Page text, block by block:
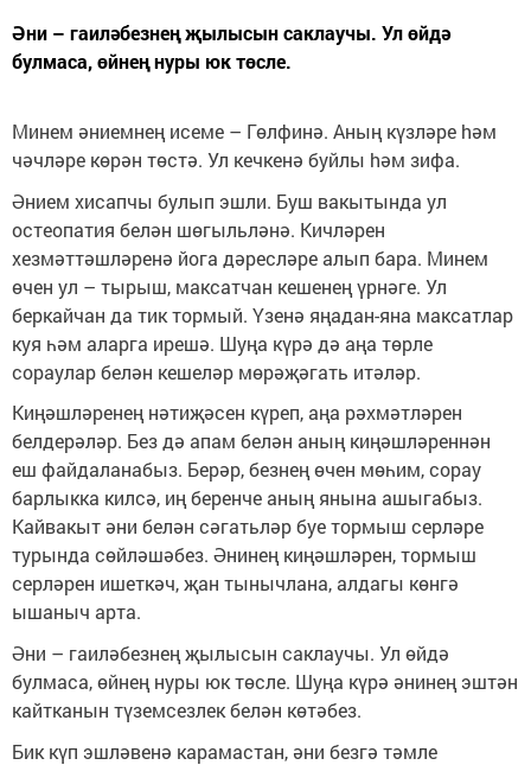
Әни – гаиләбезнең җылысын саклаучы. Ул өйдә
булмаса, өйнең нуры юк төсле.
Минем әниемнең исеме – Гөлфинә. Аның күзләре hәм
чәчләре көрән төстә. Ул кечкенә буйлы hәм зифа.
Әнием хисапчы булып эшли. Буш вакытында ул
остеопатия белән шөгыльләнә. Кичләрен
хезмәттәшләренә йога дәресләре алып бара. Минем
өчен ул – тырыш, максатчан кешенең үрнәге. Ул
беркайчан да тик тормый. Үзенә яңадан-яна максатлар
куя һәм аларга ирешә. Шуңа күрә дә аңа төрле
сораулар белән кешеләр мөрәҗәгать итәләр.
Киңәшләренең нәтиҗәсен күреп, аңа рәхмәтләрен
белдерәләр. Без дә апам белән аның киңәшләреннән
еш файдаланабыз. Берәр, безнең өчен мөһим, сорау
барлыкка килсә, иң беренче аның янына ашыгабыз.
Кайвакыт әни белән сәгатьләр буе тормыш серләре
турында сөйләшәбез. Әнинең киңәшләрен, тормыш
серләрен ишеткәч, җан тынычлана, алдагы көнгә
ышаныч арта.
Әни – гаиләбезнең җылысын саклаучы. Ул өйдә
булмаса, өйнең нуры юк төсле. Шуңа күрә әнинең эштән
кайтканын түземсезлек белән көтәбез.
Бик күп эшләвенә карамастан, әни безгә тәмле